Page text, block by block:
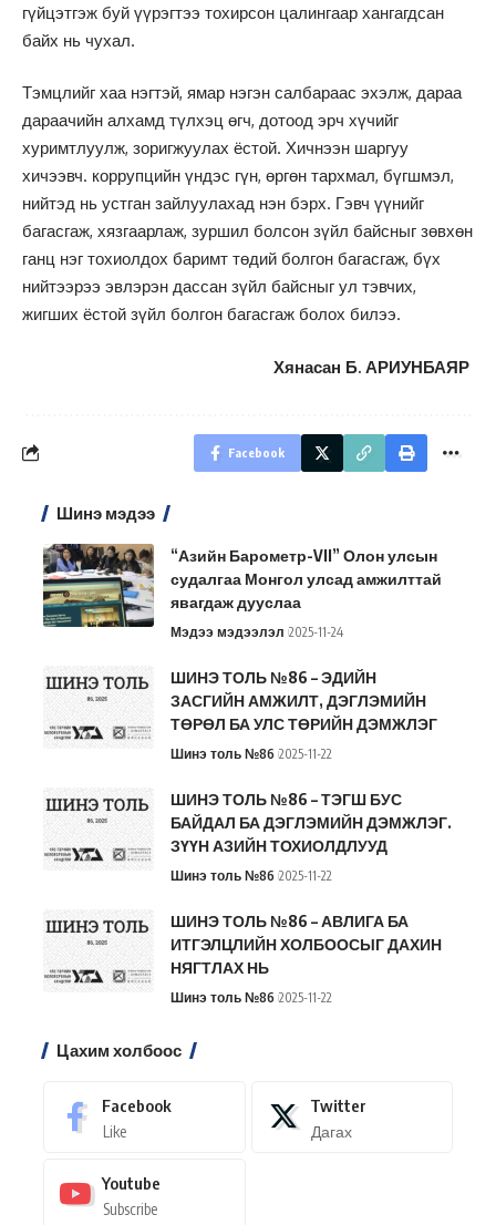
гүйцэтгэж буй үүрэгтээ тохирсон цалингаар хангагдсан
байх нь чухал.
Тэмцлийг хаа нэгтэй, ямар нэгэн салбараас эхэлж, дараа
дараачийн алхамд түлхэц өгч, дотоод эрч хүчийг
хуримтлуулж, зоригжуулах ёстой. Хичнээн шаргуу
хичээвч. коррупцийн үндэс гүн, өргөн тархмал, бүгшмэл,
нийтэд нь устган зайлуулахад нэн бэрх. Гэвч үүнийг
багасгаж, хязгаарлаж, зуршил болсон зүйл байсныг зөвхөн
ганц нэг тохиолдох баримт төдий болгон багасгаж, бүх
нийтээрээ эвлэрэн дассан зүйл байсныг ул тэвчих,
жигших ёстой зүйл болгон багасгаж болох билээ.
Хянасан Б. АРИУНБАЯР
Facebook
Шинэ мэдээ
“Азийн Барометр-VII” Олон улсын
судалгаа Монгол улсад амжилттай
явагдаж дууслаа
Мэдээ мэдээлэл 2025-11-24
ШИНЭ ТОЛЬ №86 – ЭДИЙН
ЗАСГИЙН АМЖИЛТ, ДЭГЛЭМИЙН
ТӨРӨЛ БА УЛС ТӨРИЙН ДЭМЖЛЭГ
Шинэ толь №86 2025-11-22
ШИНЭ ТОЛЬ №86 – ТЭГШ БУС
БАЙДАЛ БА ДЭГЛЭМИЙН ДЭМЖЛЭГ.
ЗҮҮН АЗИЙН ТОХИОЛДЛУУД
Шинэ толь №86 2025-11-22
ШИНЭ ТОЛЬ №86 – АВЛИГА БА
ИТГЭЛЦЛИЙН ХОЛБООСЫГ ДАХИН
НЯГТЛАХ НЬ
Шинэ толь №86 2025-11-22
Цахим холбоос
Facebook
Like
Twitter
Дагах
Youtube
Subscribe